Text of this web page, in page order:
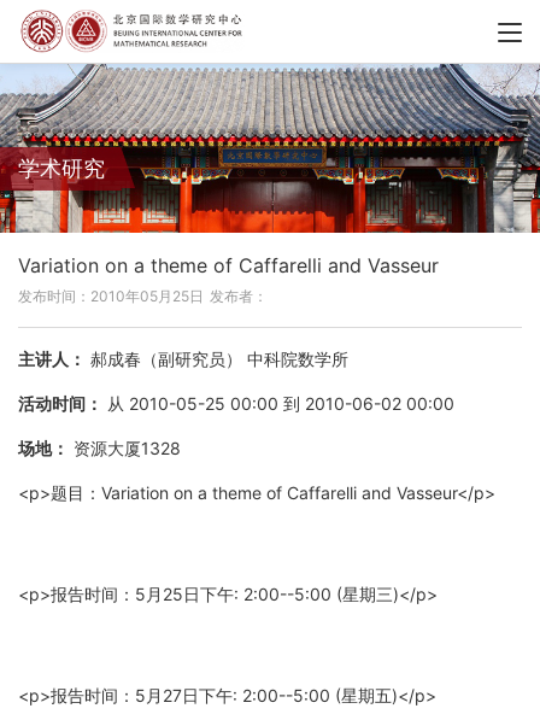
学术研究
Variation on a theme of Caffarelli and Vasseur
发布时间：2010年05月25日 发布者：
主讲人： 郝成春（副研究员） 中科院数学所
活动时间： 从 2010-05-25 00:00 到 2010-06-02 00:00
场地： 资源大厦1328
<p>题目：Variation on a theme of Caffarelli and Vasseur</p>
<p>报告时间：5月25日下午: 2:00--5:00 (星期三)</p>
<p>报告时间：5月27日下午: 2:00--5:00 (星期五)</p>